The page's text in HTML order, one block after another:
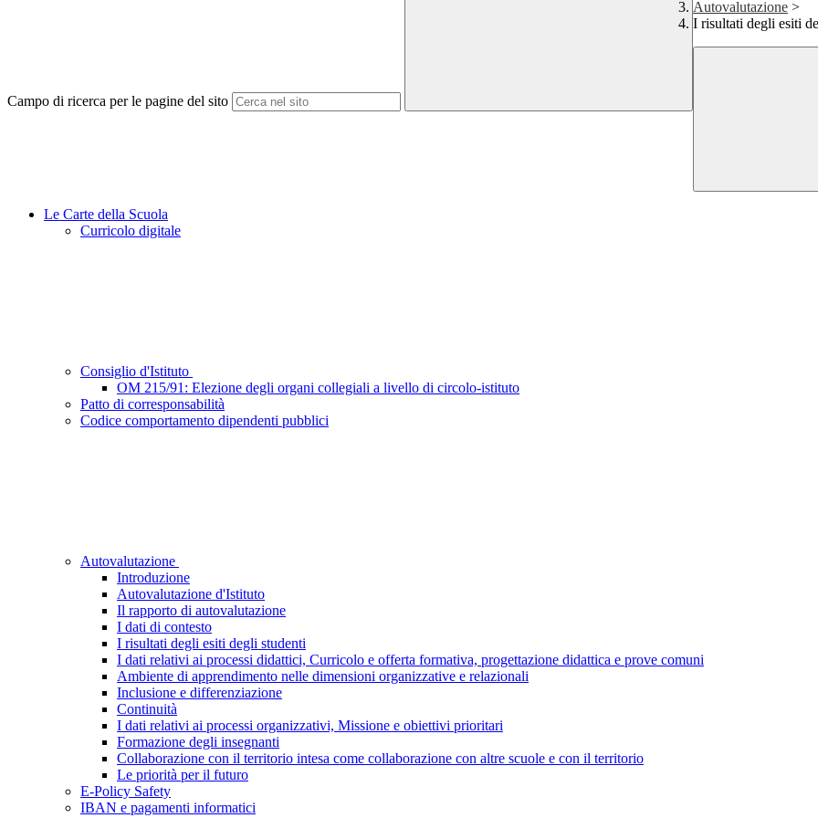
Campo di ricerca per le pagine del sito
Autovalutazione >
I risultati degli esiti
Le Carte della Scuola
Curricolo digitale
Consiglio d'Istituto
OM 215/91: Elezione degli organi collegiali a livello di circolo-istituto
Patto di corresponsabilità
Codice comportamento dipendenti pubblici
Autovalutazione
Introduzione
Autovalutazione d'Istituto
Il rapporto di autovalutazione
I dati di contesto
I risultati degli esiti degli studenti
I dati relativi ai processi didattici, Curricolo e offerta formativa, progettazione didattica e prove comuni
Ambiente di apprendimento nelle dimensioni organizzative e relazionali
Inclusione e differenziazione
Continuità
I dati relativi ai processi organizzativi, Missione e obiettivi prioritari
Formazione degli insegnanti
Collaborazione con il territorio intesa come collaborazione con altre scuole e con il territorio
Le priorità per il futuro
E-Policy Safety
IBAN e pagamenti informatici